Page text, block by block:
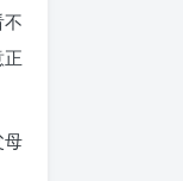
母